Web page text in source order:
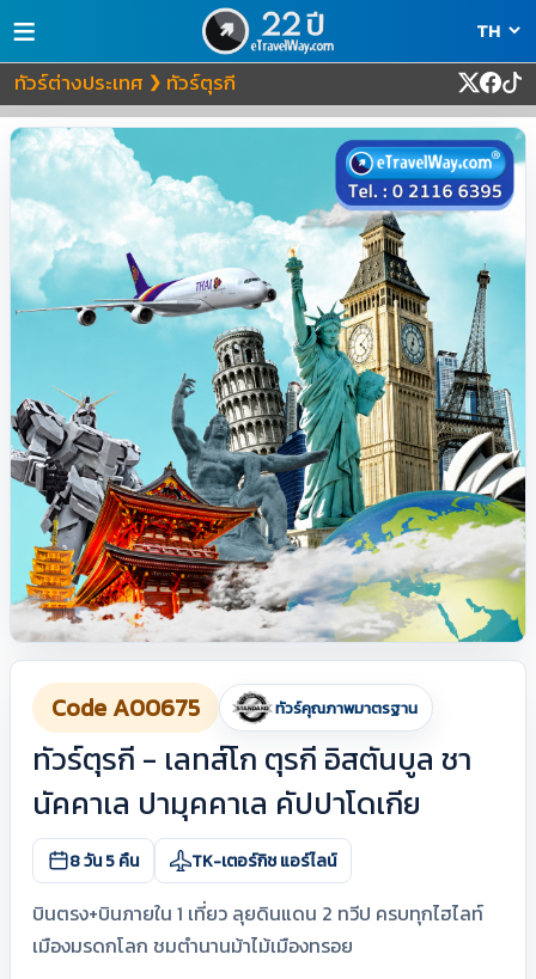
≡
ทัวร์ต่างประเทศ ❯ ทัวร์ตุรกี
Code A00675 ทัวร์คุณภาพมาตรฐาน
ทัวร์ตุรกี - เลทส์โก ตุรกี อิสตันบูล ชา
นัคคาเล ปามุคคาเล คัปปาโดเกีย
8 วัน 5 คืน TK-เตอร์กิช แอร์ไลน์
บินตรง+บินภายใน 1 เที่ยว ลุยดินแดน 2 ทวีป ครบทุกไฮไลท์
เมืองมรดกโลก ชมตำนานม้าไม้เมืองทรอย